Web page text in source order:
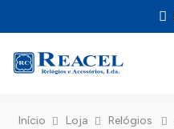
Início Loja Relógios